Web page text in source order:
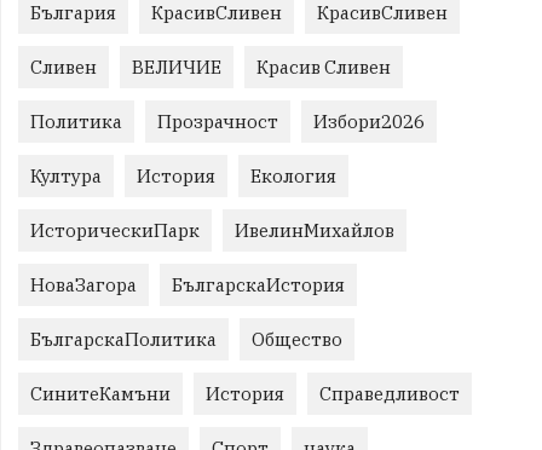
България КрасивСливен КрасивСливен
Сливен ВЕЛИЧИЕ Красив Сливен
Политика Прозрачност Избори2026
Култура История Екология
ИсторическиПарк ИвелинМихайлов
НоваЗагора БългарскаИстория
БългарскаПолитика Общество
СинитеКамъни История Справедливост